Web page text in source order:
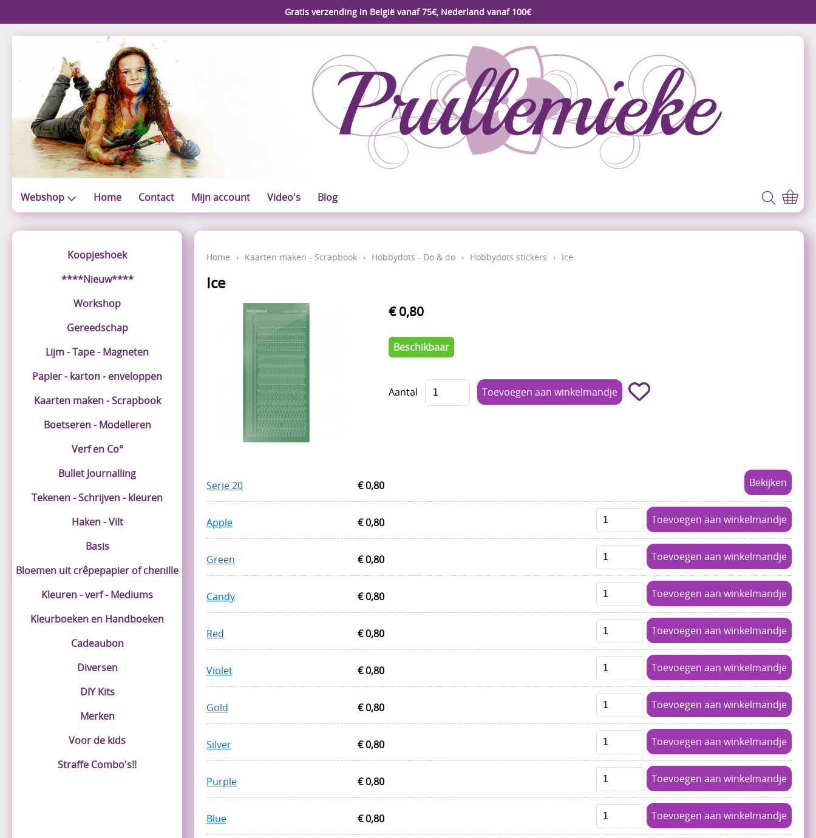
Gratis verzending in België vanaf 75€, Nederland vanaf 100€
Webshop Home Contact Mijn account Video's Blog
Koopjeshoek
****Nieuw****
Workshop
Gereedschap
Lijm - Tape - Magneten
Papier - karton - enveloppen
Kaarten maken - Scrapbook
Boetseren - Modelleren
Verf en Co°
Bullet Journalling
Tekenen - Schrijven - kleuren
Haken - Vilt
Basis
Bloemen uit crêpepapier of chenille
Kleuren - verf - Mediums
Kleurboeken en Handboeken
Cadeaubon
Diversen
DIY Kits
Merken
Voor de kids
Straffe Combo's!!
Home › Kaarten maken - Scrapbook › Hobbydots - Do & do › Hobbydots stickers › Ice
Ice
€ 0,80
Beschikbaar
Aantal
Serie 20 € 0,80 Bekijken
Apple € 0,80 Toevoegen aan winkelmandje
Green € 0,80 Toevoegen aan winkelmandje
Candy € 0,80 Toevoegen aan winkelmandje
Red € 0,80 Toevoegen aan winkelmandje
Violet € 0,80 Toevoegen aan winkelmandje
Gold € 0,80 Toevoegen aan winkelmandje
Silver € 0,80 Toevoegen aan winkelmandje
Purple € 0,80 Toevoegen aan winkelmandje
Blue € 0,80 Toevoegen aan winkelmandje